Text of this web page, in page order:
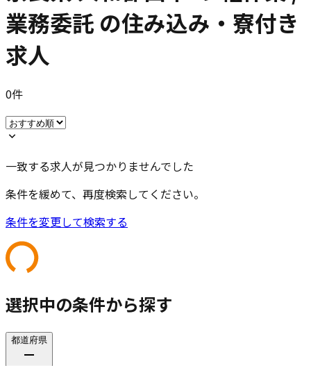
業務委託 の住み込み・寮付き
求人
0件
一致する求人が見つかりませんでした
条件を緩めて、再度検索してください。
条件を変更して検索する
選択中の条件から探す
都道府県